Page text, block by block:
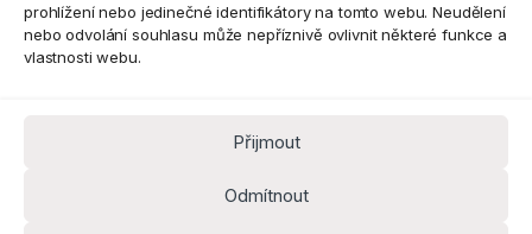
prohlížení nebo jedinečné identifikátory na tomto webu. Neudělení
nebo odvolání souhlasu může nepříznivě ovlivnit některé funkce a
vlastnosti webu.
Přijmout
Odmítnout
Máte dotaz? Kontaktujte nás
k.cz